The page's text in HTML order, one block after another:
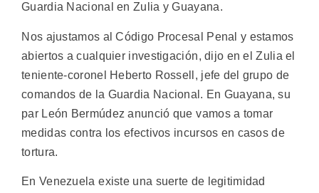
Guardia Nacional en Zulia y Guayana.
Nos ajustamos al Código Procesal Penal y estamos
abiertos a cualquier investigación, dijo en el Zulia el
teniente-coronel Heberto Rossell, jefe del grupo de
comandos de la Guardia Nacional. En Guayana, su
par León Bermúdez anunció que vamos a tomar
medidas contra los efectivos incursos en casos de
tortura.
En Venezuela existe una suerte de legitimidad